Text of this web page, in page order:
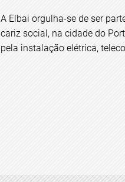
A Elbai orgulha-se de ser
cariz social, na cidade do
pela instalação elétrica,